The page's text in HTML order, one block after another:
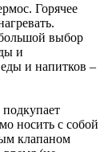
Горячее
выбор
и
и напитков –
носить с собой
клапаном